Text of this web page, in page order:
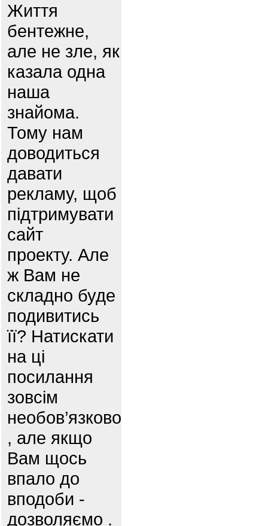
Життя
бентежне,
але не зле, як
казала одна
наша
знайома.
Тому нам
доводиться
давати
рекламу, щоб
підтримувати
сайт
проекту. Але
ж Вам не
складно буде
подивитись
її? Натискати
на ці
посилання
зовсім
необов’язково
, але якщо
Вам щось
впало до
вподоби -
дозволяємо .